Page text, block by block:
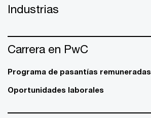
Industrias
Carrera en PwC
Programa de pasantías remuneradas
Oportunidades laborales